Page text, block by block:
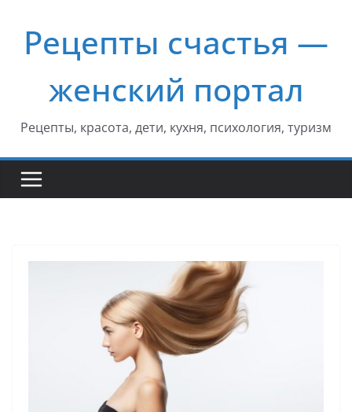
содержимому
Рецепты счастья —
женский портал
Рецепты, красота, дети, кухня, психология, туризм